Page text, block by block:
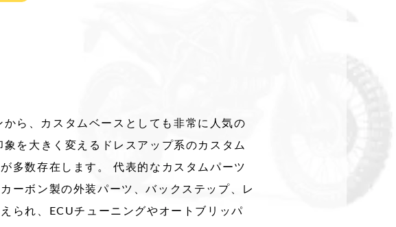
ら、カスタムベースとしても非常に人気の
を大きく変えるドレスアップ系のカスタム
多数存在します。 代表的なカスタムパーツ
ーボン製の外装パーツ、バックステップ、レ
られ、ECUチューニングやオートブリッパ